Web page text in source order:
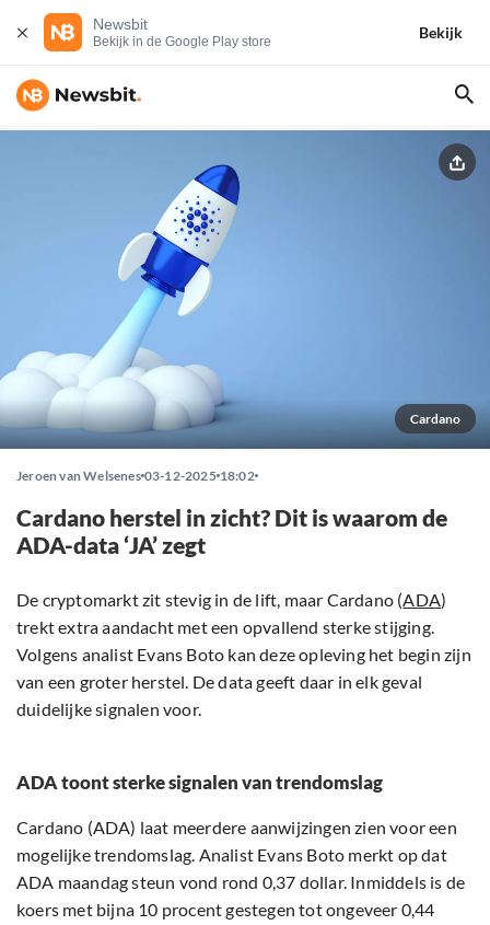
Newsbit
Bekijk in de Google Play store
Bekijk
Cardano
Jeroen van Welsenes 03-12-2025 18:02
Cardano herstel in zicht? Dit is waarom de
ADA-data ‘JA’ zegt
De cryptomarkt zit stevig in de lift, maar Cardano (ADA)
trekt extra aandacht met een opvallend sterke stijging.
Volgens analist Evans Boto kan deze opleving het begin zijn
van een groter herstel. De data geeft daar in elk geval
duidelijke signalen voor.
ADA toont sterke signalen van trendomslag
Cardano (ADA) laat meerdere aanwijzingen zien voor een
mogelijke trendomslag. Analist Evans Boto merkt op dat
ADA maandag steun vond rond 0,37 dollar. Inmiddels is de
koers met bijna 10 procent gestegen tot ongeveer 0,44